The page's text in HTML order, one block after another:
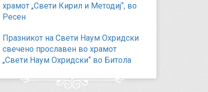
храмот „Свети Кирил и Методиј“, во
Ресен
Празникот на Свети Наум Охридски
свечено прославен во храмот
„Свети Наум Охридски“ во Битола